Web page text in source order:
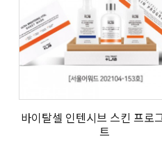
바이탈셀 인텐시브 스킨 프로
트